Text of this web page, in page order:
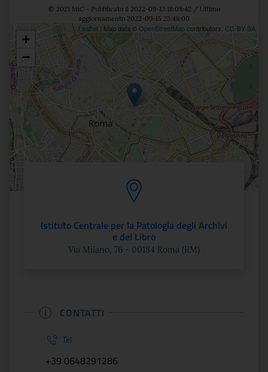
© 2021 MiC - Pubblicato il 2022-09-13 18:08:42 / Ultimo
aggiornamento 2022-09-15 23:48:00
Posizione
+
−
Leaflet | Map data © OpenStreetMapcontributors, CC-BY-SA
Istituto Centrale per la Patologia degli Archivi
e del Libro
Via Milano, 76 - 00184 Roma (RM)
CONTATTI
Tel
+39 0648291286